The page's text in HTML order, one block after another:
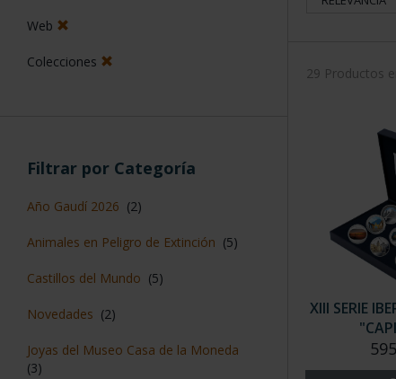
Web
Colecciones
Filtrar por Categoría
Año Gaudí 2026 (2)
Animales en Peligro de Extinción (5)
Castillos del Mundo (5)
Novedades (2)
Joyas del Museo Casa de la Moneda
(3)
29 Productos
XIII SERIE